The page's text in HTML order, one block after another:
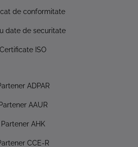
de conformitate
date de securitate
Certificate ISO
ADPAR
AAUR
Partener AHK
CCE-R